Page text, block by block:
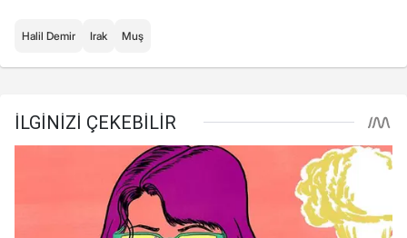
Halil Demir Irak Muş